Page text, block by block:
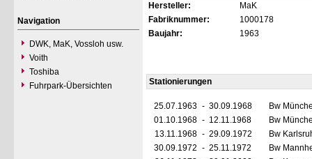
Navigation
DWK, MaK, Vossloh usw.
Voith
Toshiba
Fuhrpark-Übersichten
Hersteller:
MaK
Fabriknummer:
1000178
Baujahr:
1963
Stationierungen
25.07.1963 - 30.09.1968
Bw
01.10.1968 - 12.11.1968
Bw
13.11.1968 - 29.09.1972
Bw
30.09.1972 - 25.11.1972
Bw